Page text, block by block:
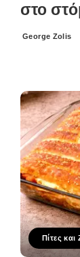
στο
Posted
George Zolis
Πίτες και